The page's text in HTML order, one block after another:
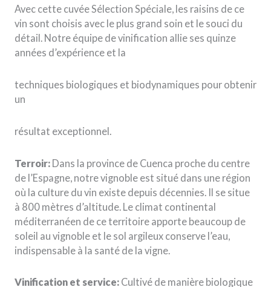
Avec cette cuvée Sélection Spéciale, les raisins de ce
vin sont choisis avec le plus grand soin et le souci du
détail. Notre équipe de vinification allie ses quinze
années d’expérience et la
techniques biologiques et biodynamiques pour obtenir
un
résultat exceptionnel.
Terroir: Dans la province de Cuenca proche du centre
de l’Espagne, notre vignoble est situé dans une région
où la culture du vin existe depuis décennies. Il se situe
à 800 mètres d’altitude. Le climat continental
méditerranéen de ce territoire apporte beaucoup de
soleil au vignoble et le sol argileux conserve l’eau,
indispensable à la santé de la vigne.
Vinification et service: Cultivé de manière biologique